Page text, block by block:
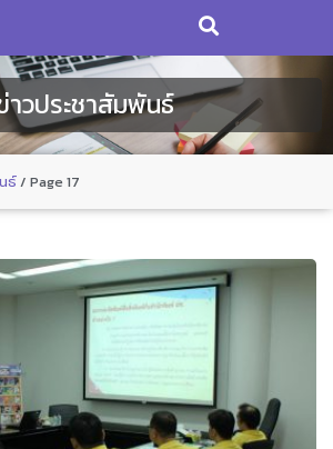
าวประชาสัมพันธ์
ธ์/ Page 17